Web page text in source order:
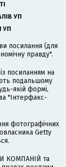
УП
УП
посилання (для
правду".
посиланням на
подальшому
якій формі,
"Інтерфакс-
фотографічних
Getty
КОМПАНІЙ та